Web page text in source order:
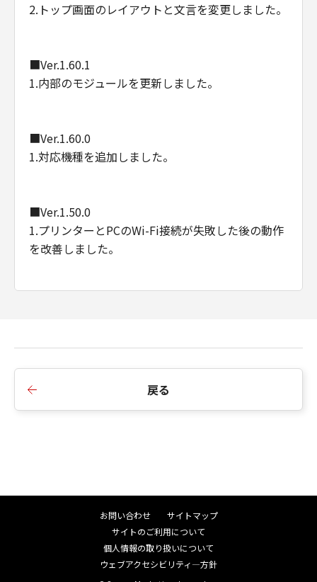
2.トップ画面のレイアウトと文言を変更しました。
■Ver.1.60.1
1.内部のモジュールを更新しました。
■Ver.1.60.0
1.対応機種を追加しました。
■Ver.1.50.0
1.プリンターとPCのWi-Fi接続が失敗した後の動作
を改善しました。
1.Wi-Fi暗号化方式がWPA3に対応しました。
2.対応機種を追加しました。
設定アシスタント
2.対応機種を追加しました。
戻る
お問い合わせ
サイトマップ
サイトのご利用について
個人情報の取り扱いについて
ウェブアクセシビリティ―方針